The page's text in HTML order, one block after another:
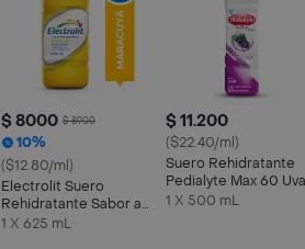
$ 8000 $ 8900
10%
($12.80/ml)
Electrolit Suero
Rehidratante Sabor a
Maracuyá
1 X 625 mL
$ 11.200
($22.40/ml)
Suero Rehidratante
Pedialyte Max 60 Uva
Frasco 500 mL
1 X 500 mL